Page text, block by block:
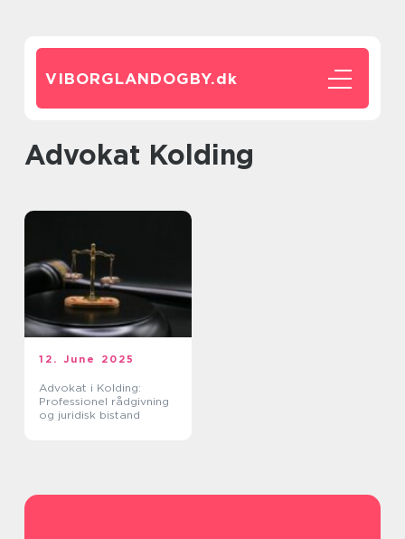
VIBORGLANDOGBY.dk
advokat Kolding
12. June 2025
Advokat i Kolding:
Professionel rådgivning
og juridisk bistand